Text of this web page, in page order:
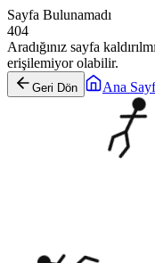
Sayfa Bulunamadı
404
Aradığınız sayfa
erişilemiyor olabilir.
Geri Dön Ana